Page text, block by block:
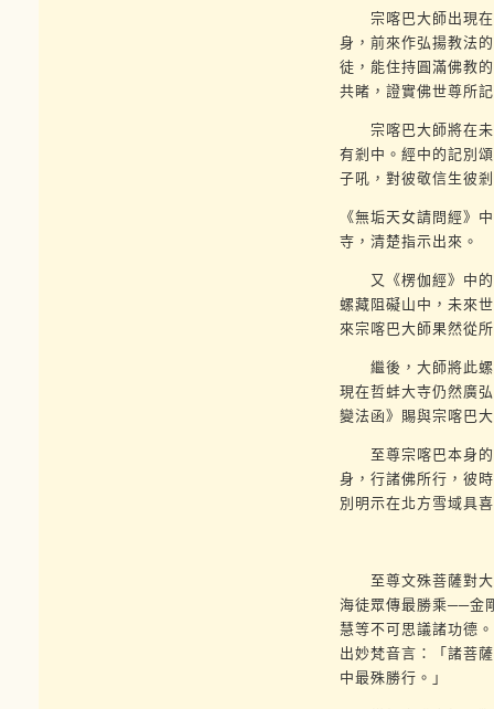
宗喀巴大師出現在
身，前來作弘揚教法
徒，能住持圓滿佛教
共睹，證實佛世尊所
宗喀巴大師將在未
有剎中。經中的記別
子吼，對彼敬信生彼
《無垢天女請問經》
寺，清楚指示出來。
又《楞伽經》中的
螺藏阻礙山中，未來
來宗喀巴大師果然從
繼後，大師將此螺
現在哲蚌大寺仍然廣
變法函》賜與宗喀巴
至尊宗喀巴本身的
身，行諸佛所行，彼
別明示在北方雪域具
至尊文殊菩薩對大
海徒眾傳最勝乘──金
慧等不可思議諸功德
出妙梵音言：「諸菩
中最殊勝行。」